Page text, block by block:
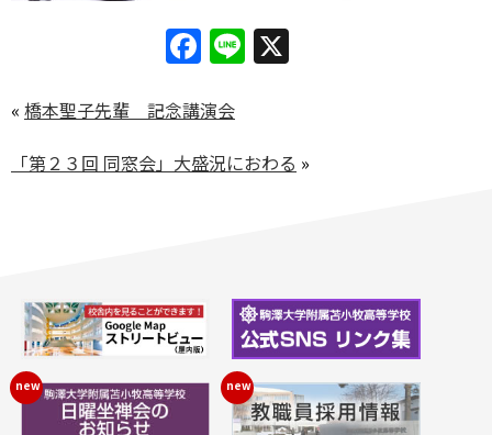
Facebook
Line
« 橋本聖子先輩 記念講演会
「第２３回 同窓会」大盛況におわる »